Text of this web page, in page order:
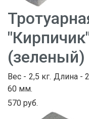
(зеленый)
Вес - 2,5 кг. Длина
60 мм.
570 руб.